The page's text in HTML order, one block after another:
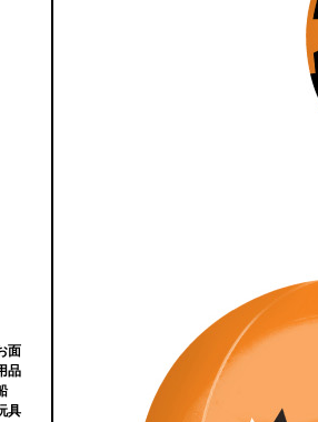
面
品
具